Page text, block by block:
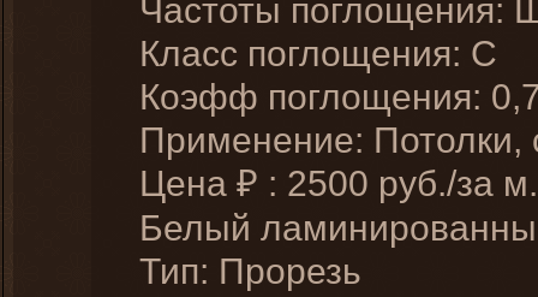
Частоты поглощения:
Класс поглощения: C
Коэфф поглощения:
Применение: Потолки,
Цена ₽ : 2500 руб./за
Белый
Тип: Прорезь